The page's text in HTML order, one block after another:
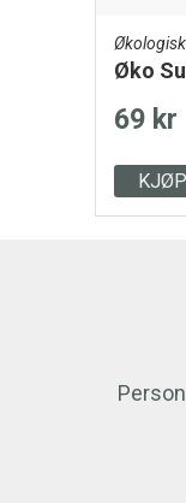
Økologisk
Øko
69 kr
KJØP